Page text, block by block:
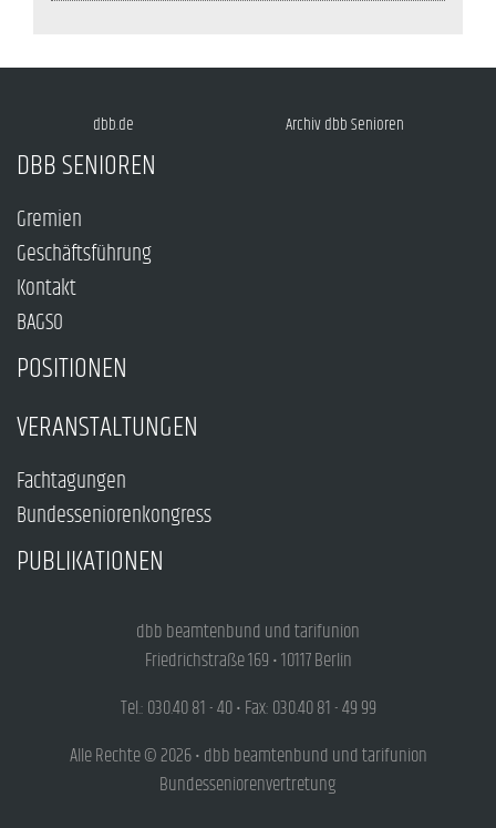
dbb.de Archiv dbb Senioren
DBB SENIOREN
Gremien
Geschäftsführung
Kontakt
BAGSO
POSITIONEN
VERANSTALTUNGEN
Fachtagungen
Bundesseniorenkongress
PUBLIKATIONEN
dbb beamtenbund und tarifunion
Friedrichstraße 169 • 10117 Berlin
Tel.: 030.40 81 - 40 • Fax: 030.40 81 - 49 99
Alle Rechte © 2026 • dbb beamtenbund und tarifunion
Bundesseniorenvertretung